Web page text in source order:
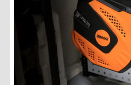
WORK SYSTEM MÜNCHEN
WORK SYSTEM OSNABRÜCK
WORK SYSTEM RHEINLAND